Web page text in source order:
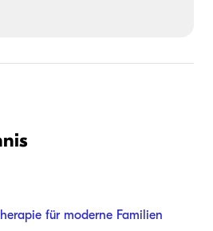
für moderne Familien